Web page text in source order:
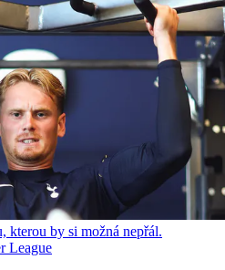
kterou by si možná nepřál.
League